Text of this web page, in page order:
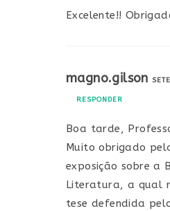
Excelente!!
magno.gilson
RESPONDER
Boa tarde,
Muito obrigado
exposição sobre a
Literatura, a qual
tese defendida